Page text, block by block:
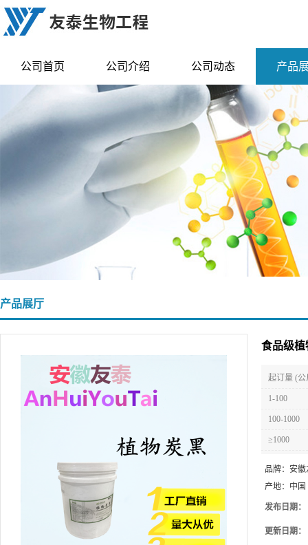
公司首页 公司介绍 公司动态 产品
产品展厅
食品级植
起订量 (公
1-100
100-1000
≥1000
品牌： 安徽
产地： 中国
发布日期：
更新日期：